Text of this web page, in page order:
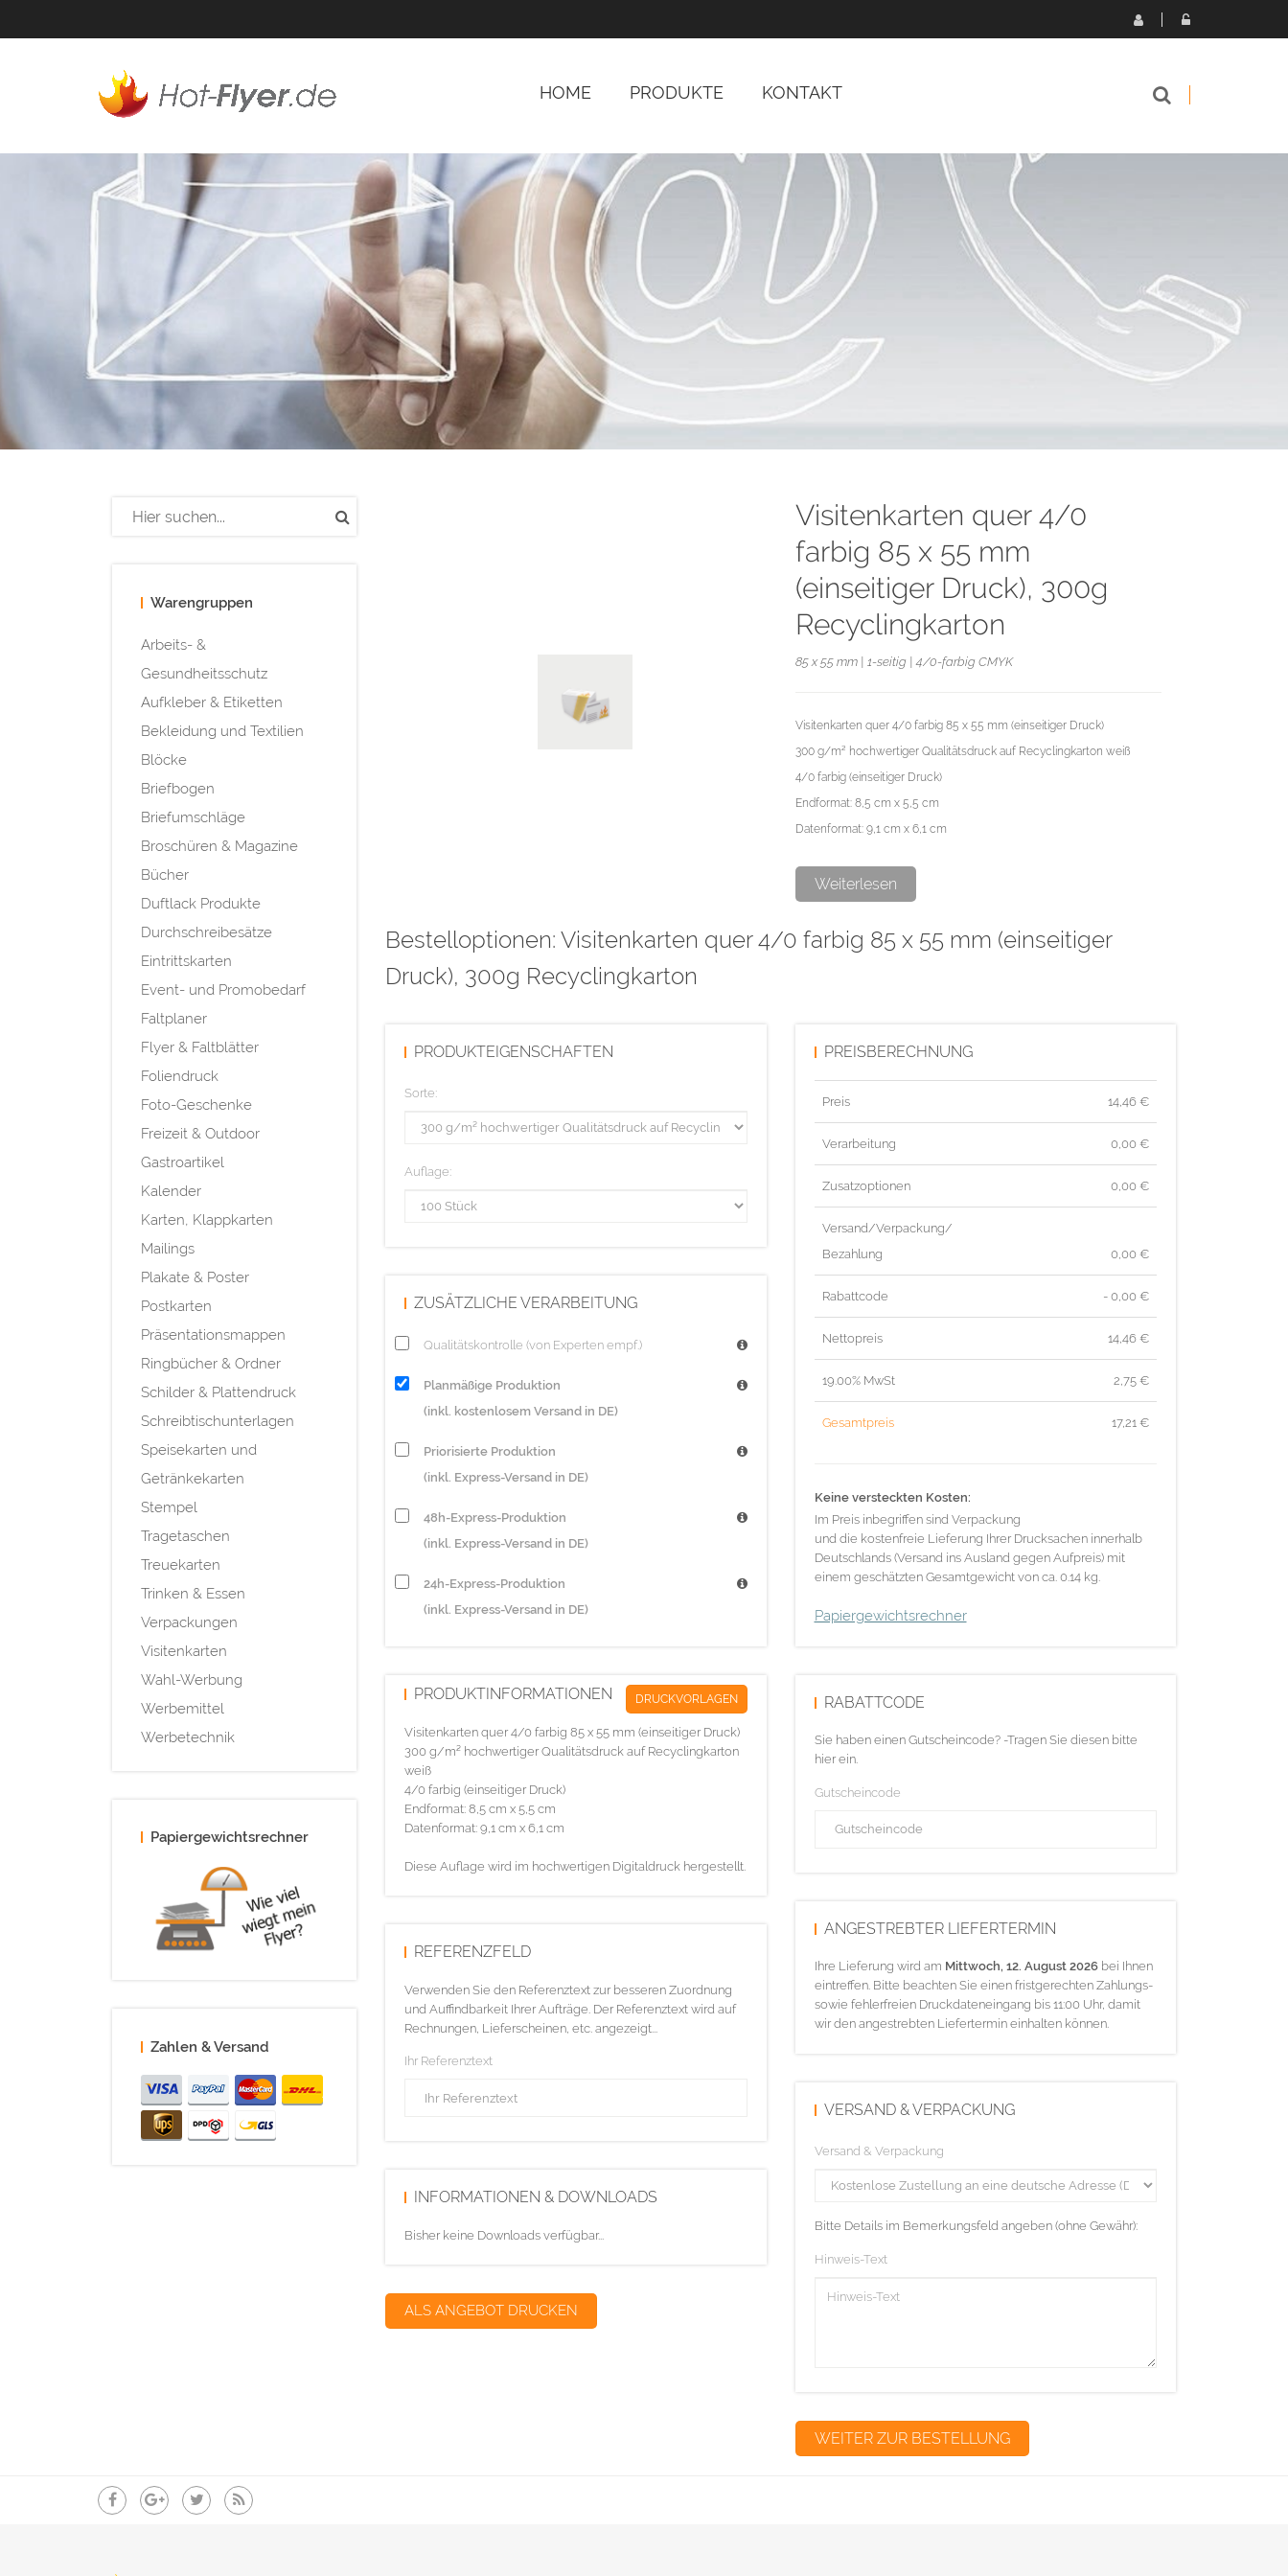
HOME PRODUKTE KONTAKT
Warengruppen
Arbeits- &
Gesundheitsschutz
Aufkleber & Etiketten
Bekleidung und Textilien
Blöcke
Briefbogen
Briefumschläge
Broschüren & Magazine
Bücher
Duftlack Produkte
Durchschreibesätze
Eintrittskarten
Event- und Promobedarf
Faltplaner
Flyer & Faltblätter
Foliendruck
Foto-Geschenke
Freizeit & Outdoor
Gastroartikel
Kalender
Karten, Klappkarten
Mailings
Plakate & Poster
Postkarten
Präsentationsmappen
Ringbücher & Ordner
Schilder & Plattendruck
Schreibtischunterlagen
Speisekarten und
Getränkekarten
Stempel
Tragetaschen
Treuekarten
Trinken & Essen
Verpackungen
Visitenkarten
Wahl-Werbung
Werbemittel
Werbetechnik
Papiergewichtsrechner
Zahlen & Versand
Visitenkarten quer 4/0
farbig 85 x 55 mm
(einseitiger Druck), 300g
Recyclingkarton
85 x 55 mm | 1-seitig | 4/0-farbig CMYK
Visitenkarten quer 4/0 farbig 85 x 55 mm (einseitiger Druck)
300 g/m² hochwertiger Qualitätsdruck auf Recyclingkarton weiß
4/0 farbig (einseitiger Druck)
Endformat: 8,5 cm x 5,5 cm
Datenformat: 9,1 cm x 6,1 cm
Diese Auflage wird im hochwertigen Digitaldruck hergestellt.
Weiterlesen
Bestelloptionen: Visitenkarten quer 4/0 farbig 85 x 55 mm (einseitiger
Druck), 300g Recyclingkarton
PRODUKTEIGENSCHAFTEN
Sorte:
Auflage:
ZUSÄTZLICHE VERARBEITUNG
Qualitätskontrolle (von Experten empf.)
Planmäßige Produktion
(inkl. kostenlosem Versand in DE)
Priorisierte Produktion
(inkl. Express-Versand in DE)
48h-Express-Produktion
(inkl. Express-Versand in DE)
24h-Express-Produktion
(inkl. Express-Versand in DE)
PRODUKTINFORMATIONEN DRUCKVORLAGEN
Visitenkarten quer 4/0 farbig 85 x 55 mm (einseitiger Druck)
300 g/m² hochwertiger Qualitätsdruck auf Recyclingkarton
weiß
4/0 farbig (einseitiger Druck)
Endformat: 8,5 cm x 5,5 cm
Datenformat: 9,1 cm x 6,1 cm
Diese Auflage wird im hochwertigen Digitaldruck hergestellt.
REFERENZFELD
Verwenden Sie den Referenztext zur besseren Zuordnung
und Auffindbarkeit Ihrer Aufträge. Der Referenztext wird auf
Rechnungen, Lieferscheinen, etc. angezeigt...
Ihr Referenztext
INFORMATIONEN & DOWNLOADS
Bisher keine Downloads verfügbar...
ALS ANGEBOT DRUCKEN
PREISBERECHNUNG
Preis 14,46 €
Verarbeitung 0,00 €
Zusatzoptionen 0,00 €
Versand/Verpackung/
Bezahlung
0,00 €
Rabattcode - 0,00 €
Nettopreis 14,46 €
19.00% MwSt 2,75 €
Gesamtpreis 17,21 €
Keine versteckten Kosten:
Im Preis inbegriffen sind Verpackung
und die kostenfreie Lieferung Ihrer Drucksachen innerhalb
Deutschlands (Versand ins Ausland gegen Aufpreis) mit
einem geschätzten Gesamtgewicht von ca. 0.14 kg.
Papiergewichtsrechner
RABATTCODE
Sie haben einen Gutscheincode? -Tragen Sie diesen bitte
hier ein.
Gutscheincode
ANGESTREBTER LIEFERTERMIN
Ihre Lieferung wird am Mittwoch, 12. August 2026bei Ihnen
eintreffen. Bitte beachten Sie einen fristgerechten Zahlungs-
sowie fehlerfreien Druckdateneingang bis 11:00 Uhr, damit
wir den angestrebten Liefertermin einhalten können.
VERSAND & VERPACKUNG
Versand & Verpackung
Bitte Details im Bemerkungsfeld angeben (ohne Gewähr):
Hinweis-Text